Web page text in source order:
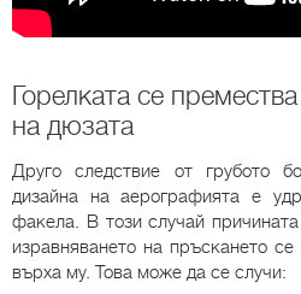
Горелката се
на дюзата
Друго следствие от грубото
дизайна на аерографията е
факела. В този случай
изравняването на пръскането
върха му. Това може да се случи: